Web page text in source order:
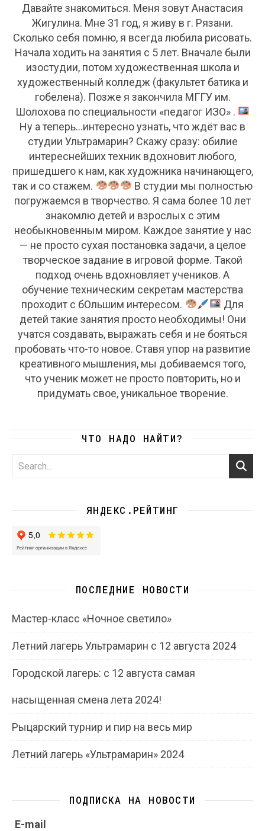
Давайте знакомиться. Меня зовут Анастасия
Жигулина. Мне 31 год, я живу в г. Рязани.
Сколько себя помню, я всегда любила рисовать.
Начала ходить на занятия с 5 лет. Вначале были
изостудии, потом художественная школа и
художественный колледж (факультет батика и
гобелена). Позже я закончила МГГУ им.
Шолохова по специальности «педагог ИЗО» .
Ну а теперь...интересно узнать, что ждёт вас в
студии Ультрамарин? Скажу сразу: обилие
интереснейших техник вдохновит любого,
пришедшего к нам, как художника начинающего,
так и со стажем.
В студии мы полностью
погружаемся в творчество. Я сама более 10 лет
знакомлю детей и взрослых с этим
необыкновенным миром. Каждое занятие у нас
— не просто сухая постановка задачи, а целое
творческое задание в игровой форме. Такой
подход очень вдохновляет учеников. А
обучение техническим секретам мастерства
проходит с бОльшим интересом.
Для
детей такие занятия просто необходимы! Они
учатся создавать, выражать себя и не бояться
пробовать что-то новое. Ставя упор на развитие
креативного мышления, мы добиваемся того,
что ученик может не просто повторить, но и
придумать свое, уникальное творение.
ЧТО НАДО НАЙТИ?
ЯНДЕКС.РЕЙТИНГ
ПОСЛЕДНИЕ НОВОСТИ
Мастер-класс «Ночное светило»
Летний лагерь Ультрамарин с 12 августа 2024
Городской лагерь: с 12 августа самая
насыщенная смена лета 2024!
Рыцарский турнир и пир на весь мир
Летний лагерь «Ультрамарин» 2024
ПОДПИСКА НА НОВОСТИ
E-mail